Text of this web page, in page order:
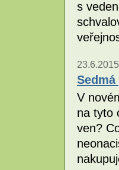
s
V
na tyto
ven?